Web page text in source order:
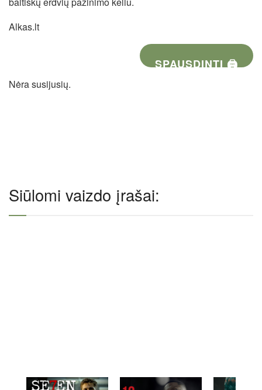
Alkas.lt
SPAUSDINTI 🖨
Nėra susijusių.
Siūlomi vaizdo įrašai: